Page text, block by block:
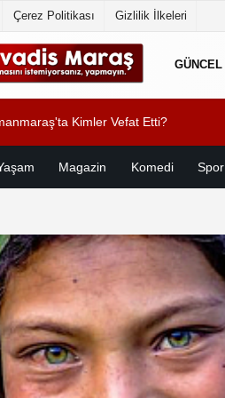
Çerez Politikası Gizlilik İlkeleri
GÜNCEL
Kimler Vefat Etti?
Magazin Komedi Spor